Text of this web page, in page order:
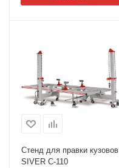
Стенд для правки кузовов
SIVER С-110